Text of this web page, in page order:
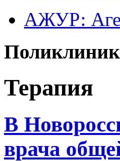
АЖУР:
Терапия
В
врача